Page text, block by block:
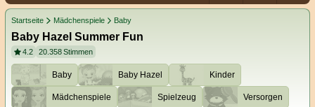
Startseite Mädchenspiele Baby
Baby Hazel Summer Fun
4.2 20.358Stimmen
Baby Baby Hazel Kinder
Mädchenspiele Spielzeug Versorgen